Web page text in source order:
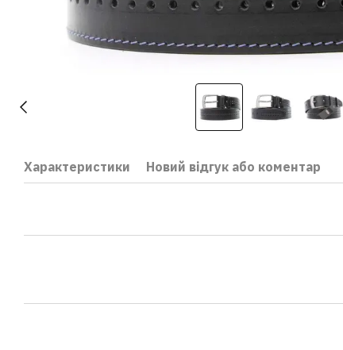
Характеристики Новий відгук або коментар